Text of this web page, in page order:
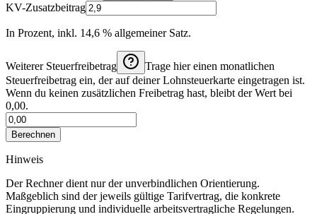
KV-Zusatzbeitrag
In Prozent, inkl. 14,6 % allgemeiner Satz.
Weiterer Steuerfreibetrag
Trage hier einen monatlichen
Steuerfreibetrag ein, der auf deiner Lohnsteuerkarte eingetragen ist.
Wenn du keinen zusätzlichen Freibetrag hast, bleibt der Wert bei
0,00.
Berechnen
Hinweis
Der Rechner dient nur der unverbindlichen Orientierung.
Maßgeblich sind der jeweils gültige Tarifvertrag, die konkrete
Eingruppierung und individuelle arbeitsvertragliche Regelungen.